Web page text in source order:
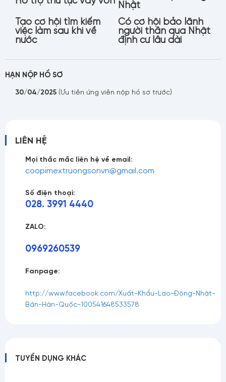
Nhật
Tạo cơ hội tìm kiếm
việc làm sau khi về
nước
Có cơ hội bảo lãnh
người thân qua Nhật
định cư lâu dài
HẠN NỘP HỒ SƠ
30/04/2025 (Ưu tiên ứng viên nộp hồ sơ trước)
LIÊN HỆ
Mọi thắc mắc liên hệ về email:
coopimextruongsonvn@gmail.com
Số điện thoại:
028. 3991 4440
ZALO:
0969260539
Fanpage:
http://www.facebook.com/Xuất-Khẩu-Lao-Động-Nhật-
Bản-Hàn-Quốc-100541648533578
TUYỂN DỤNG KHÁC
Họ tên
Số điện thoại
Email
Nội dung